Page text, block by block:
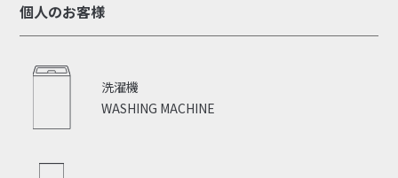
個人のお客様
WASHING MACHINE
洗濯機